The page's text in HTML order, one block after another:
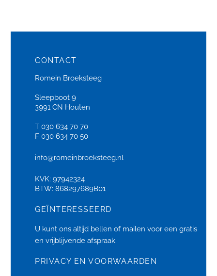
CONTACT
Romein Broeksteeg
Sleepboot 9
3991 CN Houten
T 030 634 70 70
F 030 634 70 50
info@romeinbroeksteeg.nl
KVK: 97942324
BTW: 868297689B01
GEÏNTERESSEERD
U kunt ons altijd bellen of mailen voor een gratis
en vrijblijvende afspraak.
PRIVACY EN VOORWAARDEN